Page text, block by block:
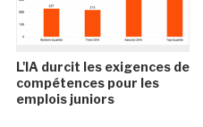
L'IA durcit les exigences de
compétences pour les
emplois juniors